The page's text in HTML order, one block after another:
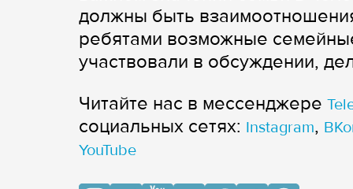
должны быть
ребятами возможные
участвовали в обсуждении,
Читайте нас в мессенджере
cоциальных сетях: Instagram,
YouTube